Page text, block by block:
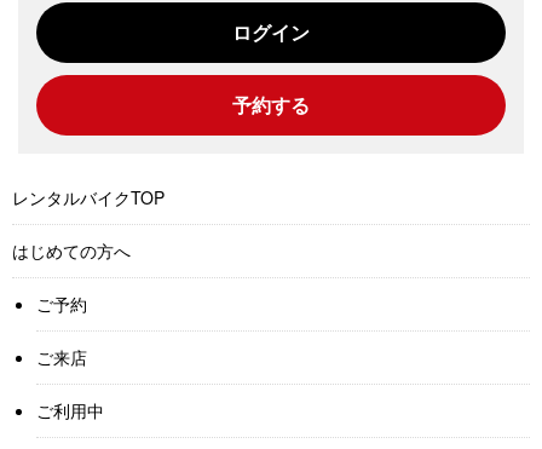
ログイン
予約する
レンタルバイクTOP
はじめての方へ
ご予約
ご来店
ご利用中